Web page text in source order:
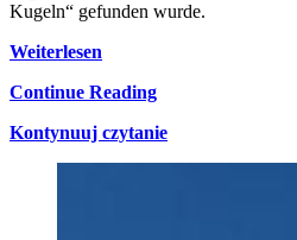
Kugeln“ gefunden wurde.
Weiterlesen
Continue Reading
Kontynuuj czytanie